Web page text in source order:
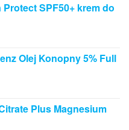
SPF50+ krem do
Olej Konopny 5% Full
Plus Magnesium